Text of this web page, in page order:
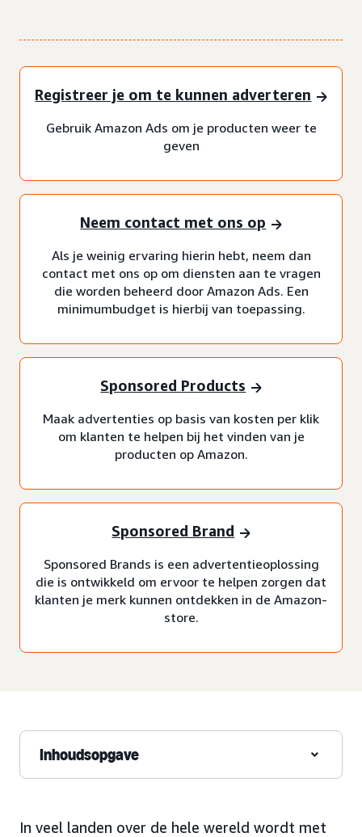
Registreer je om te kunnen adverteren
Gebruik Amazon Ads om je producten weer te
geven
Neem contact met ons op
Als je weinig ervaring hierin hebt, neem dan
contact met ons op om diensten aan te vragen
die worden beheerd door Amazon Ads. Een
minimumbudget is hierbij van toepassing.
Sponsored Products
Maak advertenties op basis van kosten per klik
om klanten te helpen bij het vinden van je
producten op Amazon.
Sponsored Brand
Sponsored Brands is een advertentieoplossing
die is ontwikkeld om ervoor te helpen zorgen dat
klanten je merk kunnen ontdekken in de Amazon-
store.
Inhoudsopgave
In veel landen over de hele wereld wordt met